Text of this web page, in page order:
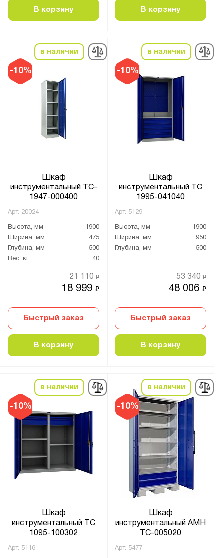
В корзину В корзину
-10%
в наличии
Шкаф
инструментальный TC-
1947-000400
Арт. 20024
Высота, мм
1900
Ширина, мм
475
Глубина, мм
500
Вес, кг
40
18 999₽
21 110₽
Быстрый заказ
В корзину
-10%
в наличии
Шкаф
инструментальный TC
1995-041040
Арт. 5129
Высота, мм
1900
Ширина, мм
950
Глубина, мм
500
48 006₽
53 340₽
Быстрый заказ
В корзину
-10%
в наличии
Шкаф
инструментальный ТС
1095-100302
Арт. 5116
-10%
в наличии
Шкаф
инструментальный AMH
TC-005020
Арт. 5477